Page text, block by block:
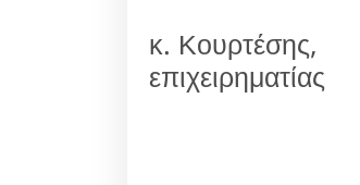
κ. Κουρτέσης,
επιχειρηματίας